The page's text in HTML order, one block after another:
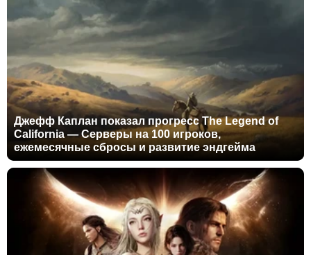
Джефф Каплан показал прогресс The Legend of
California — Серверы на 100 игроков,
ежемесячные сбросы и развитие эндгейма